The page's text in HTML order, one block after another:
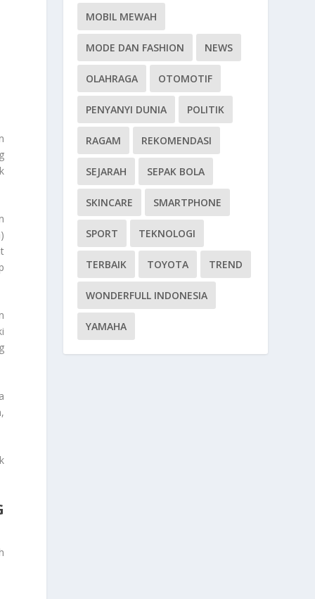
MOBIL MEWAH
MODE DAN FASHION NEWS
OLAHRAGA OTOMOTIF
PENYANYI DUNIA POLITIK
RAGAM REKOMENDASI
SEJARAH SEPAK BOLA
SKINCARE SMARTPHONE
SPORT TEKNOLOGI
TERBAIK TOYOTA TREND
WONDERFULL INDONESIA
YAMAHA